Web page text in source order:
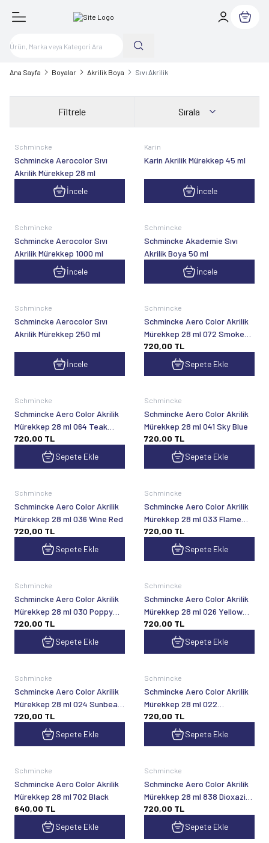
Sepetim
Ana Sayfa Boyalar Akrilik Boya Sıvı Akrilik
Filtrele Sırala
Schmincke
Schmincke Aerocolor Sıvı
Akrilik Mürekkep 28 ml
İncele
Karin
Karin Akrilik Mürekkep 45 ml
İncele
Schmincke
Schmincke Aerocolor Sıvı
Akrilik Mürekkep 1000 ml
İncele
Schmincke
Schmincke Akademie Sıvı
Akrilik Boya 50 ml
İncele
Schmincke
Schmincke Aerocolor Sıvı
Akrilik Mürekkep 250 ml
İncele
Schmincke
Schmincke Aero Color Akrilik
Mürekkep 28 ml 072 Smoke
Black
720,00 TL
Sepete Ekle
Schmincke
Schmincke Aero Color Akrilik
Mürekkep 28 ml 064 Teak
Brown
720,00 TL
Sepete Ekle
Schmincke
Schmincke Aero Color Akrilik
Mürekkep 28 ml 041 Sky Blue
720,00 TL
Sepete Ekle
Schmincke
Schmincke Aero Color Akrilik
Mürekkep 28 ml 036 Wine Red
720,00 TL
Sepete Ekle
Schmincke
Schmincke Aero Color Akrilik
Mürekkep 28 ml 033 Flame
Red
720,00 TL
Sepete Ekle
Schmincke
Schmincke Aero Color Akrilik
Mürekkep 28 ml 030 Poppy
Red
720,00 TL
Sepete Ekle
Schmincke
Schmincke Aero Color Akrilik
Mürekkep 28 ml 026 Yellow
Gold
720,00 TL
Sepete Ekle
Schmincke
Schmincke Aero Color Akrilik
Mürekkep 28 ml 024 Sunbeam
Yellow
720,00 TL
Sepete Ekle
Schmincke
Schmincke Aero Color Akrilik
Mürekkep 28 ml 022
Sunflower Yellow
720,00 TL
Sepete Ekle
Schmincke
Schmincke Aero Color Akrilik
Mürekkep 28 ml 702 Black
640,00 TL
Sepete Ekle
Schmincke
Schmincke Aero Color Akrilik
Mürekkep 28 ml 838 Dioxazine
Violet
720,00 TL
Sepete Ekle